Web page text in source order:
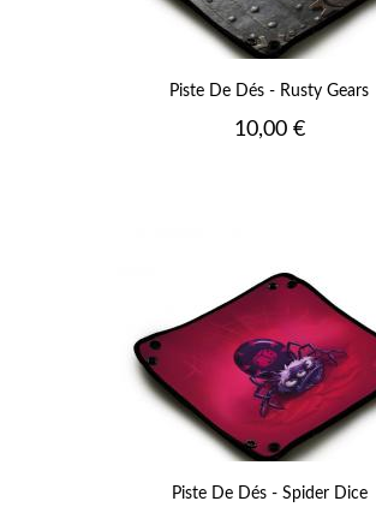
Piste De Dés - Rusty Gears
Prix
10,00 €
Piste De Dés - Spider Dice